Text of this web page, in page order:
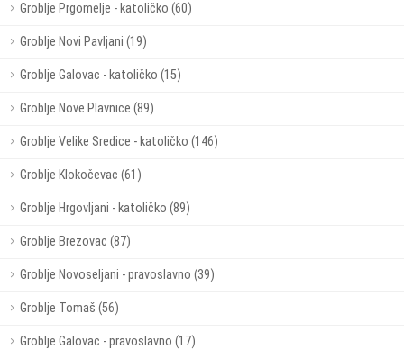
Groblje Prgomelje - katoličko (60)
Groblje Novi Pavljani (19)
Groblje Galovac - katoličko (15)
Groblje Nove Plavnice (89)
Groblje Velike Sredice - katoličko (146)
Groblje Klokočevac (61)
Groblje Hrgovljani - katoličko (89)
Groblje Brezovac (87)
Groblje Novoseljani - pravoslavno (39)
Groblje Tomaš (56)
Groblje Galovac - pravoslavno (17)